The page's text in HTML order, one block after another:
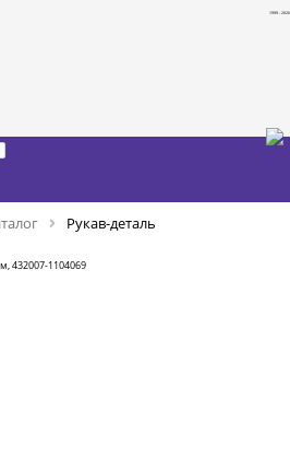
1999 - 2026
Рукав-деталь
432007-1104069